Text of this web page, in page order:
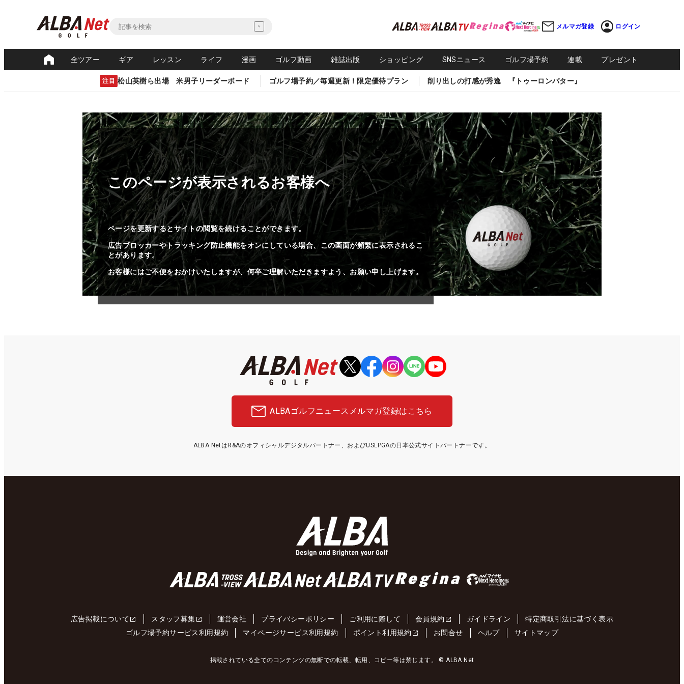
メルマガ登録 ログイン
全ツアー ギア レッスン ライフ 漫画 ゴルフ動画 雑誌出版 ショッピング SNSニュース ゴルフ場予約 連載 プレゼント
注目 松山英樹ら出場 米男子リーダーボード ゴルフ場予約／毎週更新！限定優待プラン 削り出しの打感が秀逸 『トゥーロンパター』
このページが表示されるお客様へ
ページを更新するとサイトの閲覧を続けることができます。
広告ブロッカーやトラッキング防止機能をオンにしている場合、この画面が頻繁に表示されるこ
とがあります。
お客様にはご不便をおかけいたしますが、何卒ご理解いただきますよう、お願い申し上げます。
ALBAゴルフニュース メルマガ登録はこちら
ALBA NetはR&Aのオフィシャルデジタルパートナー、およびUSLPGAの日本公式サイトパートナーです。
広告掲載について スタッフ募集 運営会社 プライバシーポリシー ご利用に際して 会員規約 ガイドライン
特定商取引法に基づく表示
ゴルフ場予約サービス利用規約
マイページサービス利用規約 ポイント利用規約 お問合せ ヘルプ サイトマップ
掲載されている全てのコンテンツの無断での転載、転用、コピー等は禁じます。 © ALBA Net